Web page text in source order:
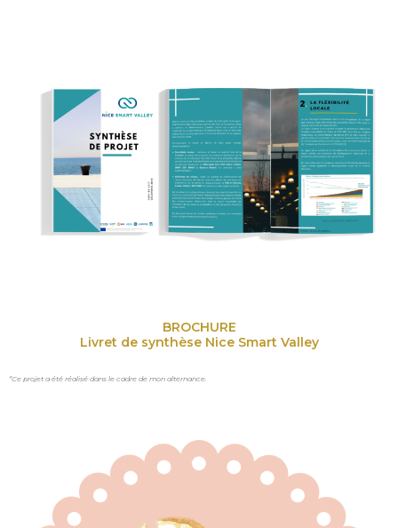
BROCHURE
Livret de synthèse Nice Smart Valley
*Ce projet a été réalisé dans le cadre de mon alternance.